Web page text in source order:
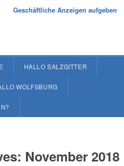
Geschäftliche Anzeigen aufgeben
HALLO SALZGITTER
WOLFSBURG
November 2018